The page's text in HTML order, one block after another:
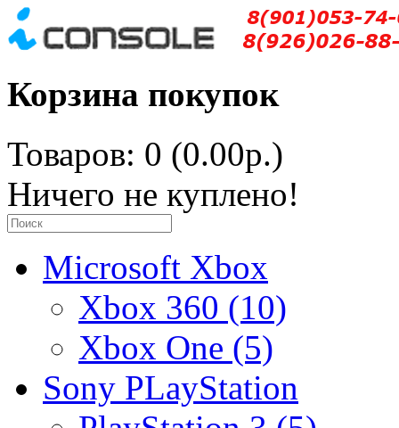
Корзина покупок
Товаров: 0 (0.00р.)
Ничего не куплено!
Microsoft Xbox
Xbox 360 (10)
Xbox One (5)
Sony PLayStation